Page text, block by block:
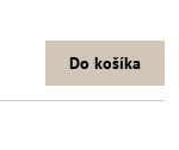
Do košíka